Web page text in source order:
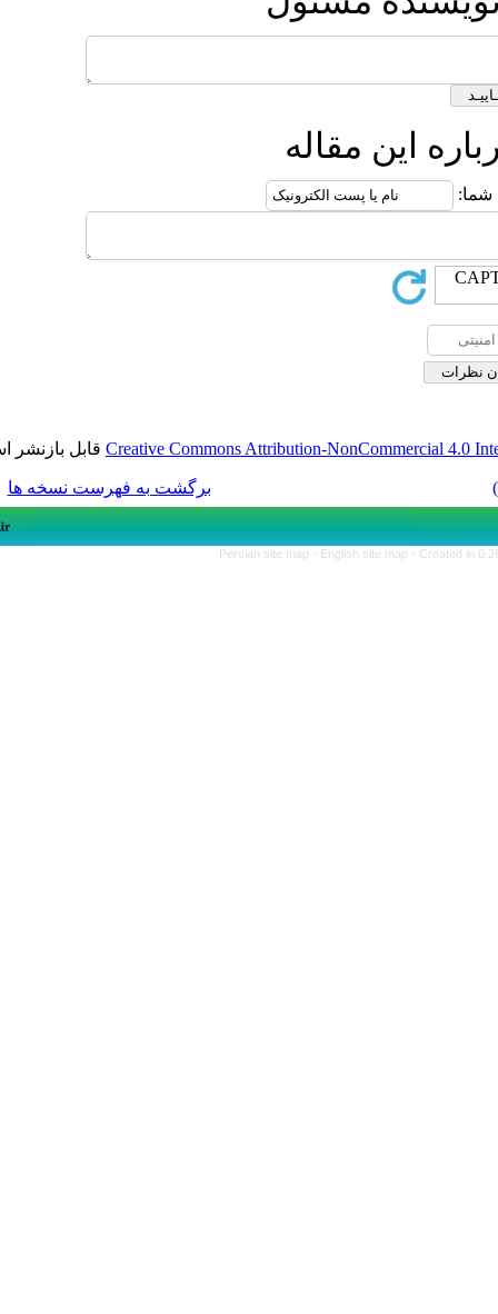
مقاله
Creative Commons Attribution-قابل بازنشر است.
برگشت به فهرست نسخه ها
Persian site map -English